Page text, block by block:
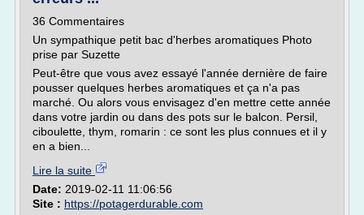
36 Commentaires
Un sympathique petit bac d'herbes aromatiques Photo
prise par Suzette
Peut-être que vous avez essayé l'année dernière de faire
pousser quelques herbes aromatiques et ça n'a pas
marché. Ou alors vous envisagez d'en mettre cette année
dans votre jardin ou dans des pots sur le balcon. Persil,
ciboulette, thym, romarin : ce sont les plus connues et il y
en a bien...
Lire la suite
Date: 2019-02-11 11:06:56
Site : https://potagerdurable.com